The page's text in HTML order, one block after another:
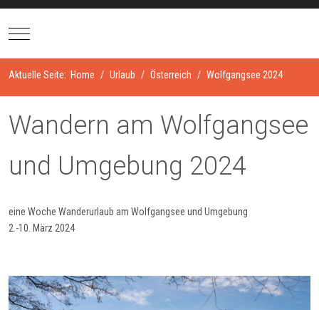
Mobile Menu Toggle
Aktuelle Seite: Home Urlaub Österreich Wolfgangsee 2024
Wandern am Wolfgangsee
und Umgebung 2024
eine Woche Wanderurlaub am Wolfgangsee und Umgebung
2.-10. März 2024